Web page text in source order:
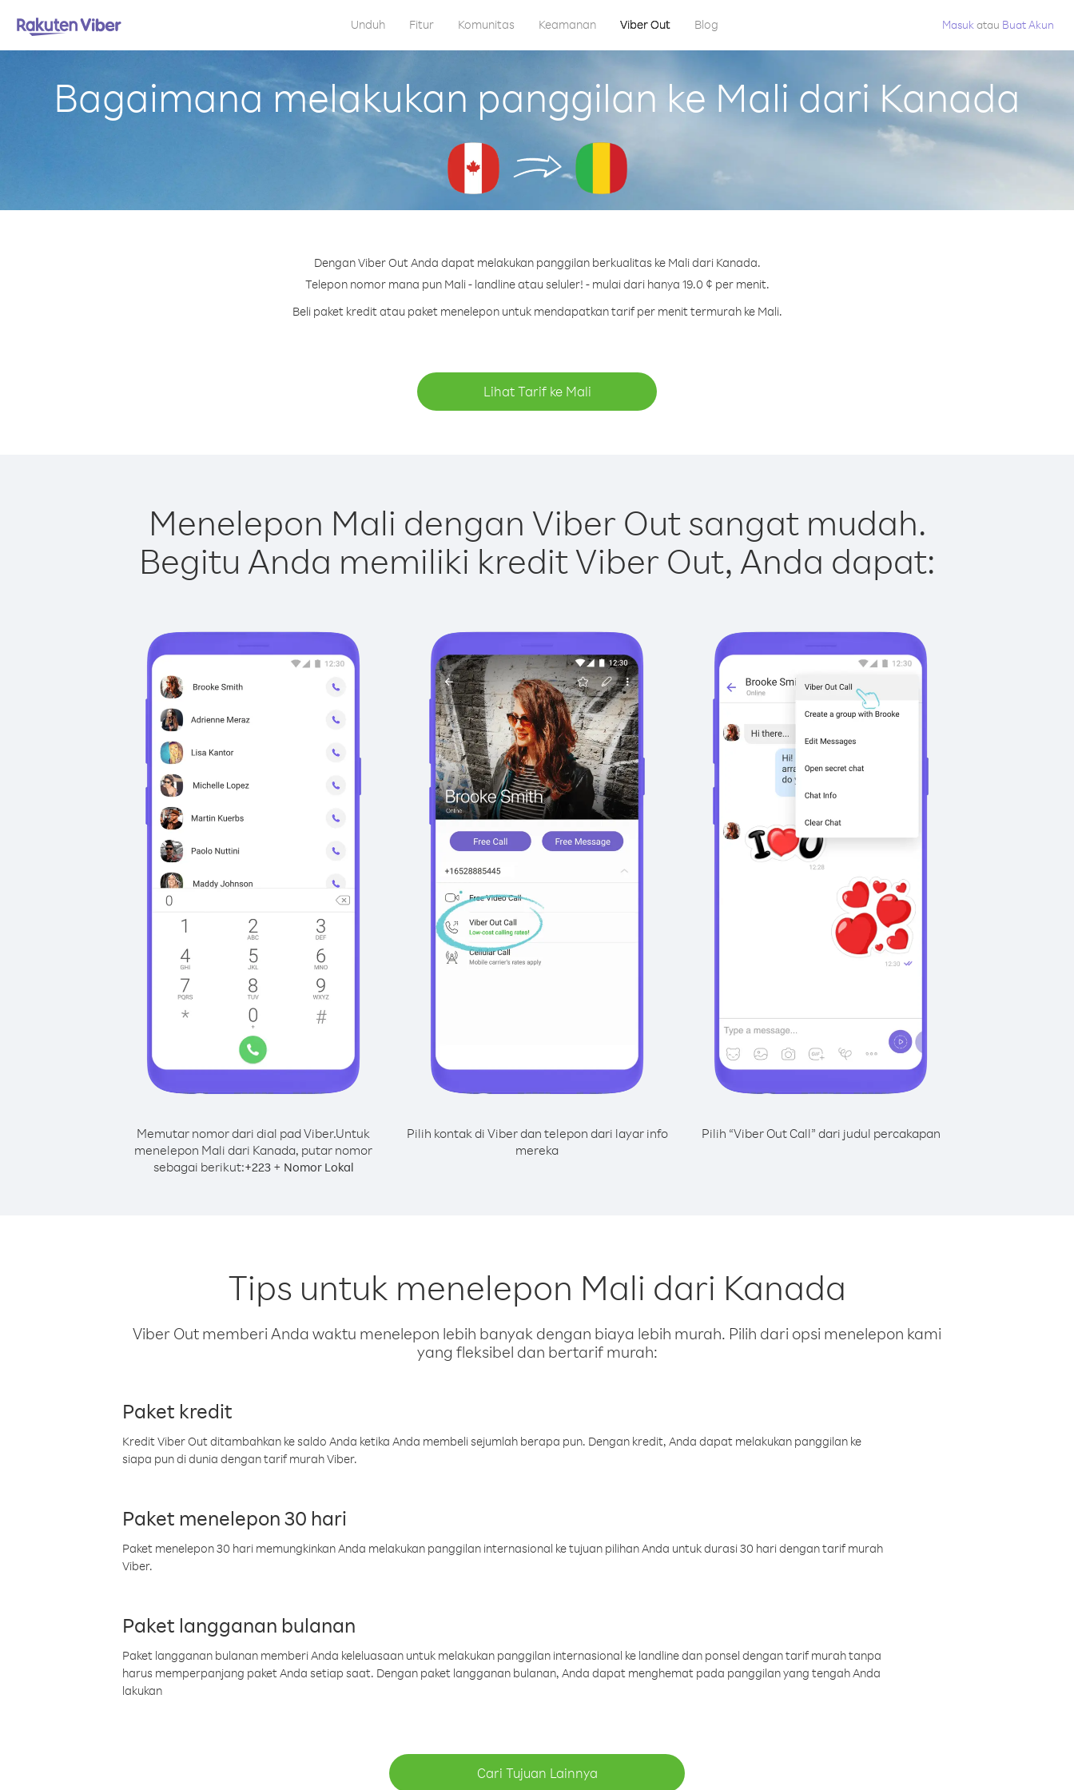
Unduh Fitur Komunitas Keamanan Viber Out Blog Masuk atau Buat Akun
Bagaimana melakukan panggilan ke Mali dari Kanada
Dengan Viber Out Anda dapat melakukan panggilan berkualitas ke Mali dari Kanada.
Telepon nomor mana pun Mali - landline atau seluler! - mulai dari hanya 19.0 ¢ per menit.
Beli paket kredit atau paket menelepon untuk mendapatkan tarif per menit termurah ke Mali.
Lihat Tarif ke Mali
Menelepon Mali dengan Viber Out sangat mudah.
Begitu Anda memiliki kredit Viber Out, Anda dapat:
Memutar nomor dari dial pad Viber.Untuk
menelepon Mali dari Kanada, putar nomor
sebagai berikut:+223+ Nomor Lokal
Pilih kontak di Viber dan telepon dari layar info
mereka
Pilih “Viber Out Call” dari judul percakapan
Tips untuk menelepon Mali dari Kanada
Viber Out memberi Anda waktu menelepon lebih banyak dengan biaya lebih murah. Pilih dari opsi menelepon kami
yang fleksibel dan bertarif murah:
Paket kredit
Kredit Viber Out ditambahkan ke saldo Anda ketika Anda membeli sejumlah berapa pun. Dengan kredit, Anda dapat melakukan panggilan ke
siapa pun di dunia dengan tarif murah Viber.
Paket menelepon 30 hari
Paket menelepon 30 hari memungkinkan Anda melakukan panggilan internasional ke tujuan pilihan Anda untuk durasi 30 hari dengan tarif murah
Viber.
Paket langganan bulanan
Paket langganan bulanan memberi Anda keleluasaan untuk melakukan panggilan internasional ke landline dan ponsel dengan tarif murah tanpa
harus memperpanjang paket Anda setiap saat. Dengan paket langganan bulanan, Anda dapat menghemat pada panggilan yang tengah Anda
lakukan
Cari Tujuan Lainnya